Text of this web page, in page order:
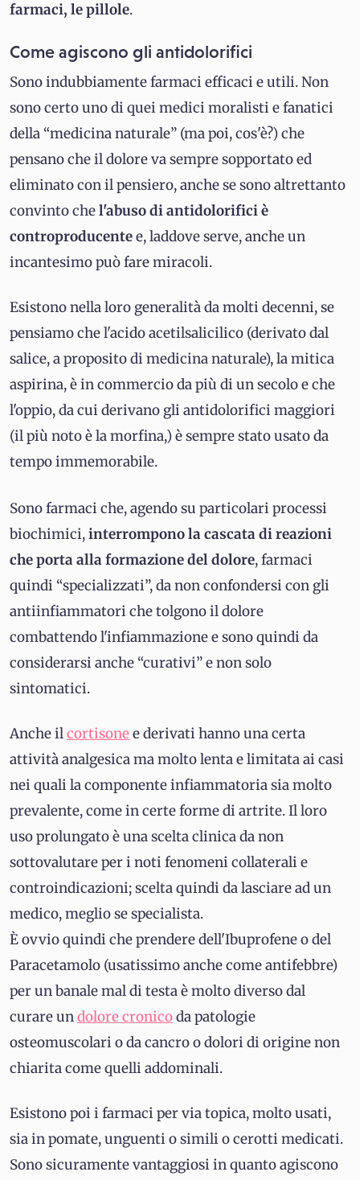
farmaci, le pillole.
Come agiscono gli antidolorifici
Sono indubbiamente farmaci efficaci e utili. Non
sono certo uno di quei medici moralisti e fanatici
della “medicina naturale” (ma poi, cos'è?) che
pensano che il dolore va sempre sopportato ed
eliminato con il pensiero, anche se sono altrettanto
convinto chel'abuso di antidolorifici è
controproducentee, laddove serve, anche un
incantesimo può fare miracoli.
Esistono nella loro generalità da molti decenni, se
pensiamo che l'acido acetilsalicilico (derivato dal
salice, a proposito di medicina naturale), la mitica
aspirina, è in commercio da più di un secolo e che
l'oppio, da cui derivano gli antidolorifici maggiori
(il più noto è la morfina,) è sempre stato usato da
tempo immemorabile.
Sono farmaci che, agendo su particolari processi
biochimici,interrompono la cascata di reazioni
che porta alla formazione del dolore, farmaci
quindi “specializzati”, da non confondersi con gli
antiinfiammatori che tolgono il dolore
combattendo l'infiammazione e sono quindi da
considerarsi anche “curativi” e non solo
sintomatici.
Anche ilcortisonee derivati hanno una certa
attività analgesica ma molto lenta e limitata ai casi
nei quali la componente infiammatoria sia molto
prevalente, come in certe forme di artrite. Il loro
uso prolungato è una scelta clinica da non
sottovalutare per i noti fenomeni collaterali e
controindicazioni; scelta quindi da lasciare ad un
medico, meglio se specialista.
È ovvio quindi che prendere dell'Ibuprofene o del
Paracetamolo (usatissimo anche come antifebbre)
per un banale mal di testa è molto diverso dal
curare undolore cronicoda patologie
osteomuscolari o da cancro o dolori di origine non
chiarita come quelli addominali.
Esistono poi i farmaci per via topica, molto usati,
sia in pomate, unguenti o simili o cerotti medicati.
Sono sicuramente vantaggiosi in quanto agiscono